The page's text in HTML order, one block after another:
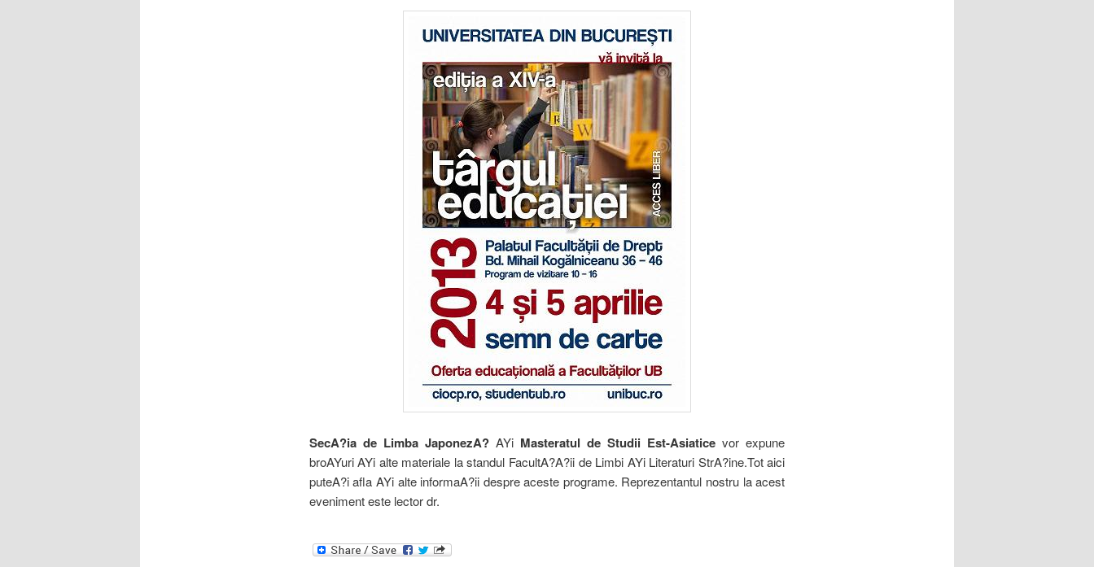
SecA?ia de Limba JaponezA?AYi Masteratul de Studii Est-Asiatice vor expune
broAYuri AYi alte materiale la standul FacultA?A?ii de Limbi AYi Literaturi StrA?ine.Tot aici
puteA?i afla AYi alte informaA?ii despre aceste programe. Reprezentantul nostru la acest
eveniment este lector dr.